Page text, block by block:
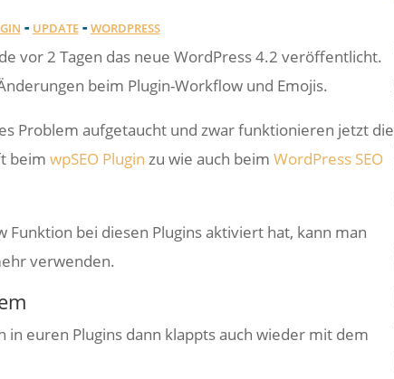
- UPDATE- WORDPRESS
vor 2 Tagen das neue WordPress 4.2 veröffentlicht.
beim Plugin-Workflow und Emojis.
Problem aufgetaucht und zwar funktionieren jetzt die
beim wpSEO Plugin zu wie auch beim WordPress SEO
Funktion bei diesen Plugins aktiviert hat, kann man
verwenden.
in euren Plugins dann klappts auch wieder mit dem